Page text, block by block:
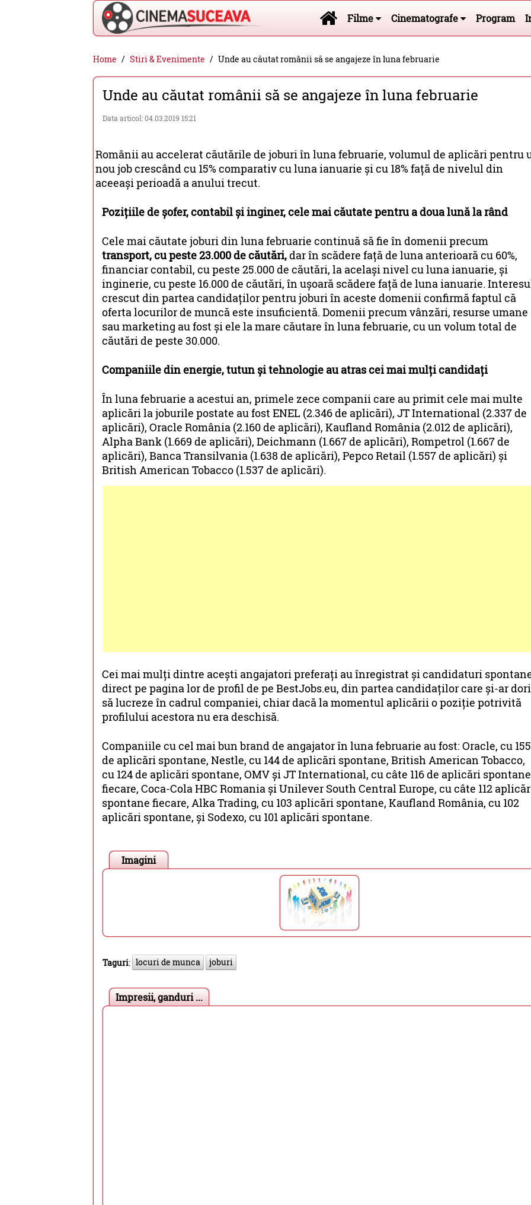
Cinema
Suceava
-
filme
stiri
si
evenimente
din
Suceava
Filme Cinematografe Program
Home Stiri & Evenimente Unde au căutat românii să se angajeze în luna februarie
Unde au căutat românii să se angajeze în luna februarie
Data articol: 04.03.2019 15:21
Românii au accelerat căutările de joburi în luna februarie, volumul de aplicări pentru
nou job crescând cu 15% comparativ cu luna ianuarie și cu 18% față de nivelul din
aceeași perioadă a anului trecut.
Pozițiile de șofer, contabil și inginer, cele mai căutate pentru a doua lună la rând
Cele mai căutate joburi din luna februarie continuă să fie în domenii precum
transport, cu peste 23.000 de căutări,dar în scădere față de luna anterioară cu 60%,
financiar contabil, cu peste 25.000 de căutări, la același nivel cu luna ianuarie, și
inginerie, cu peste 16.000 de căutări, în ușoară scădere față de luna ianuarie.
crescut din partea candidaților pentru joburi în aceste domenii confirmă faptul că
oferta locurilor de muncă este insuficientă. Domenii precum vânzări, resurse umane
sau marketing au fost și ele la mare căutare în luna februarie, cu un volum total de
căutări de peste 30.000.
Companiile din energie, tutun și tehnologie au atras cei mai mulți candidați
În luna februarie a acestui an, primele zece companii care au primit cele mai multe
aplicări la joburile postate au fost ENEL (2.346 de aplicări), JT International (2.337 de
aplicări), Oracle România (2.160 de aplicări), Kaufland România (2.012 de aplicări),
Alpha Bank (1.669 de aplicări), Deichmann (1.667 de aplicări), Rompetrol (1.667 de
aplicări), Banca Transilvania (1.638 de aplicări), Pepco Retail (1.557 de aplicări) și
British American Tobacco (1.537 de aplicări).
Cei mai mulți dintre acești angajatori preferați au înregistrat și candidaturi
direct pe pagina lor de profil de pe BestJobs.eu, din partea candidaților care și-ar dori
să lucreze în cadrul companiei, chiar dacă la momentul aplicării o poziție potrivită
profilului acestora nu era deschisă.
Companiile cu cel mai bun brand de angajator în luna februarie au fost: Oracle, cu 155
de aplicări spontane, Nestle, cu 144 de aplicări spontane, British American Tobacco,
cu 124 de aplicări spontane, OMV și JT International, cu câte 116 de aplicări spontane
fiecare, Coca-Cola HBC Romania și Unilever South Central Europe, cu câte 112
spontane fiecare, Alka Trading, cu 103 aplicări spontane, Kaufland România, cu 102
aplicări spontane, și Sodexo, cu 101 aplicări spontane.
Imagini
Taguri: locuri de munca joburi
Impresii, ganduri ...